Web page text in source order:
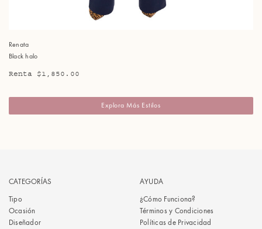
Renata
Black halo
Renta $1,850.00
Explora Más Estilos
CATEGORÍAS
Tipo
Ocasión
Diseñador
AYUDA
¿Cómo Funciona?
Términos y Condiciones
Políticas de Privacidad